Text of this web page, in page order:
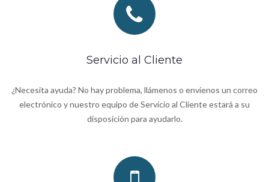
Servicio al Cliente
¿Necesita ayuda? No hay problema, llámenos o envíenos un correo
electrónico y nuestro equipo de Servicio al Cliente estará a su
disposición para ayudarlo.